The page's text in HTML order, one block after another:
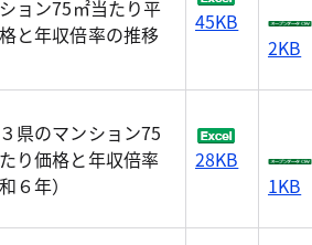
ョン75㎡当たり平
と年収倍率の推移
45KB
2KB
県のマンション75
り価格と年収倍率
６年）
28KB
1KB